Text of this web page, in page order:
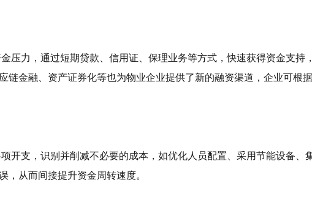
压力，通过短期贷款、信用证、保理业务等方式，快速获得资金支持
链金融、资产证券化等也为物业企业提供了新的融资渠道，企业可根
开支，识别并削减不必要的成本，如优化人员配置、采用节能设备、
从而间接提升资金周转速度。